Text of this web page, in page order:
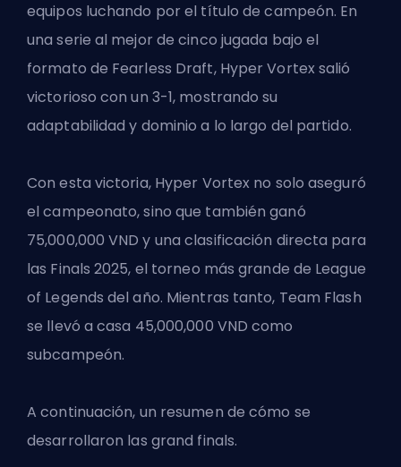
equipos luchando por el título de campeón. En
una serie al mejor de cinco jugada bajo el
formato de Fearless Draft, Hyper Vortex salió
victorioso con un 3-1, mostrando su
adaptabilidad y dominio a lo largo del partido.
Con esta victoria, Hyper Vortex no solo aseguró
el campeonato, sino que también ganó
75,000,000 VND y una clasificación directa para
las Finals 2025, el torneo más grande de League
of Legends del año. Mientras tanto, Team Flash
se llevó a casa 45,000,000 VND como
subcampeón.
A continuación, un resumen de cómo se
desarrollaron las grand finals.